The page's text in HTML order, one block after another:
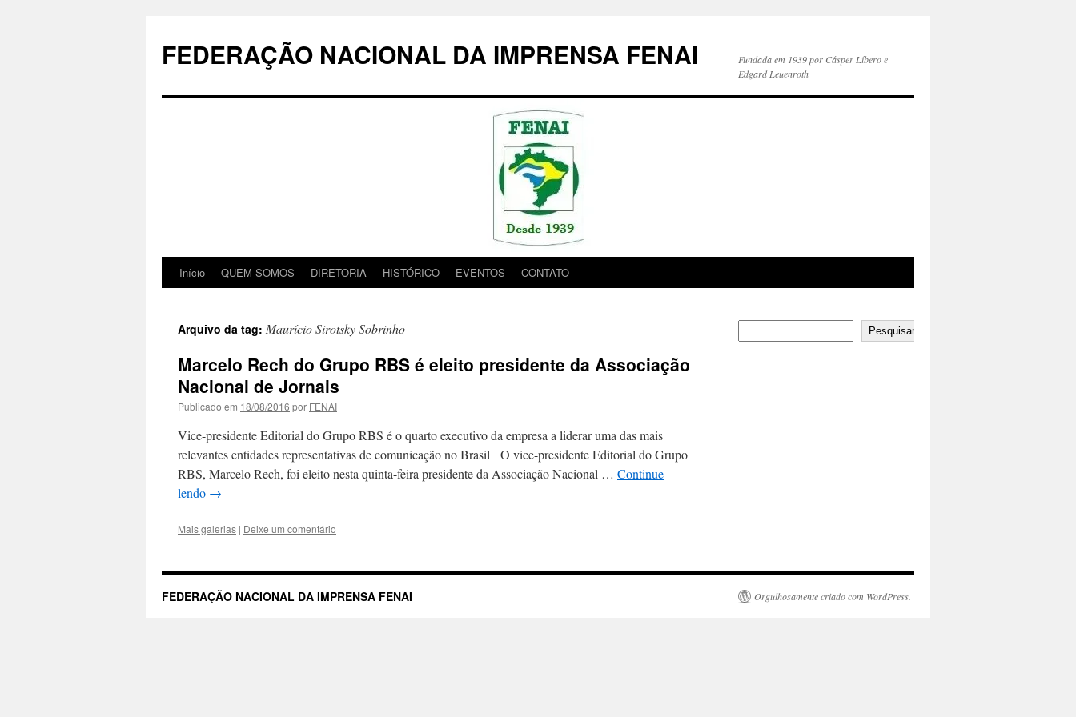
conteúdo
FEDERAÇÃO NACIONAL DA IMPRENSA FENAI
Fundada em 1939 por Cásper Líbero e
Edgard Leuenroth
Início QUEM SOMOS DIRETORIA HISTÓRICO EVENTOS CONTATO
Arquivo da tag: Maurício Sirotsky Sobrinho
Marcelo Rech do Grupo RBS é eleito presidente da Associação
Nacional de Jornais
Publicado em 18/08/2016 por FENAI
Vice-presidente Editorial do Grupo RBS é o quarto executivo da empresa a liderar uma das mais
relevantes entidades representativas de comunicação no Brasil O vice-presidente Editorial do Grupo
RBS, Marcelo Rech, foi eleito nesta quinta-feira presidente da Associação Nacional … Continue
lendo →
Mais galerias | Deixe um comentário
Pesquisar
FEDERAÇÃO NACIONAL DA IMPRENSA FENAI Orgulhosamente criado com WordPress.